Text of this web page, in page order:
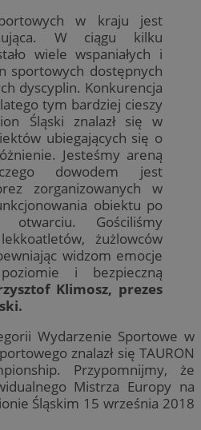
w kraju jest
W ciągu kilku
wiele wspaniałych i
sportowych dostępnych
dyscyplin. Konkurencja
tym bardziej cieszy
Śląski znalazł się w
ubiegających się o
Jesteśmy areną
dowodem jest
zorganizowanych w
obiektu po
otwarciu. Gościliśmy
żużlowców
widzom emocje
i bezpieczną
Klimosz, prezes
Wydarzenie Sportowe w
znalazł się TAURON
Przypomnijmy, że
Mistrza Europy na
Śląskim 15 września 2018